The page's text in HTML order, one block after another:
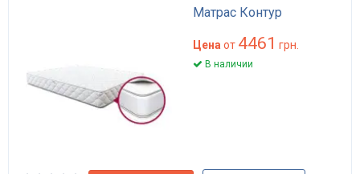
Матрас Контур
Цена от 4461 грн.
В наличии